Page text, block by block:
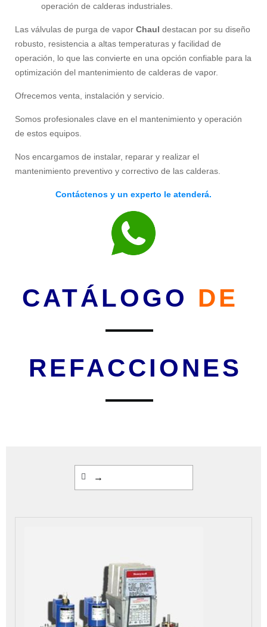
operación de calderas industriales.
Las válvulas de purga de vapor Chaul destacan por su diseño
robusto, resistencia a altas temperaturas y facilidad de
operación, lo que las convierte en una opción confiable para la
optimización del mantenimiento de calderas de vapor.
Ofrecemos venta, instalación y servicio.
Somos profesionales clave en el mantenimiento y operación
de estos equipos.
Nos encargamos de instalar, reparar y realizar el
mantenimiento preventivo y correctivo de las calderas.
Contáctenos y un experto le atenderá.
CATÁLOGO DE
REFACCIONES
→